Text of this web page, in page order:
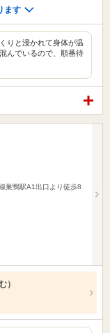
ます
りと浸かれて身体が温
んでいるので、順番待
巣鴨駅A1出口より徒歩8
）